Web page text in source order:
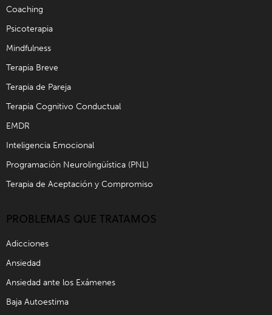
Coaching
Psicoterapia
Mindfulness
Terapia Breve
Terapia de Pareja
Terapia Cognitivo Conductual
EMDR
Inteligencia Emocional
Programación Neurolingüística (PNL)
Terapia de Aceptación y Compromiso
PROBLEMAS QUE TRATAMOS
Adicciones
Ansiedad
Ansiedad ante los Exámenes
Baja Autoestima